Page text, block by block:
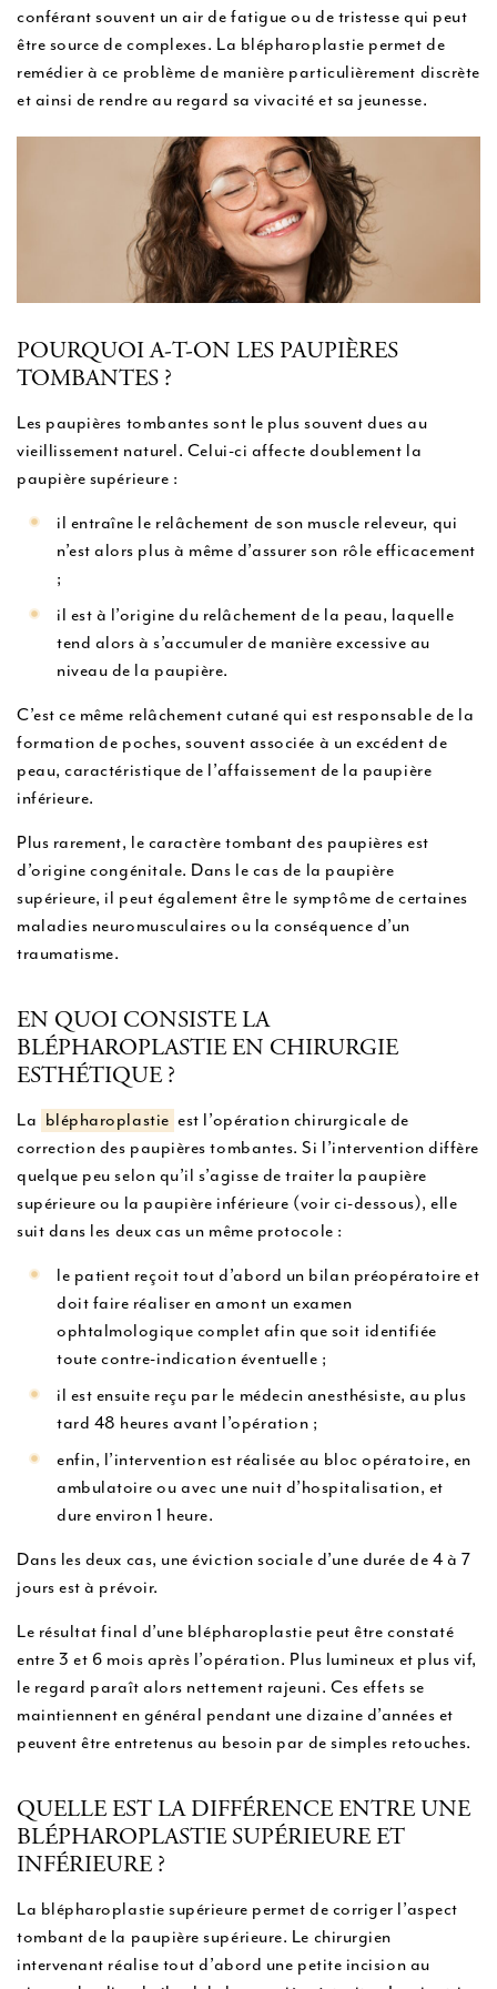
conférant souvent un air de fatigue ou de tristesse qui peut
être source de complexes. La blépharoplastie permet de
remédier à ce problème de manière particulièrement discrète
et ainsi de rendre au regard sa vivacité et sa jeunesse.
POURQUOI A-T-ON LES PAUPIÈRES
TOMBANTES ?
Les paupières tombantes sont le plus souvent dues au
vieillissement naturel. Celui-ci affecte doublement la
paupière supérieure :
il entraîne le relâchement de son muscle releveur, qui
n’est alors plus à même d’assurer son rôle efficacement
;
il est à l’origine du relâchement de la peau, laquelle
tend alors à s’accumuler de manière excessive au
niveau de la paupière.
C’est ce même relâchement cutané qui est responsable de la
formation de poches, souvent associée à un excédent de
peau, caractéristique de l’affaissement de la paupière
inférieure.
Plus rarement, le caractère tombant des paupières est
d’origine congénitale. Dans le cas de la paupière
supérieure, il peut également être le symptôme de certaines
maladies neuromusculaires ou la conséquence d’un
traumatisme.
EN QUOI CONSISTE LA
BLÉPHAROPLASTIE EN CHIRURGIE
ESTHÉTIQUE ?
La blépharoplastie est l’opération chirurgicale de
correction des paupières tombantes. Si l’intervention diffère
quelque peu selon qu’il s’agisse de traiter la paupière
supérieure ou la paupière inférieure (voir ci-dessous), elle
suit dans les deux cas un même protocole :
le patient reçoit tout d’abord un bilan préopératoire et
doit faire réaliser en amont un examen
ophtalmologique complet afin que soit identifiée
toute contre-indication éventuelle ;
il est ensuite reçu par le médecin anesthésiste, au plus
tard 48 heures avant l’opération ;
enfin, l’intervention est réalisée au bloc opératoire, en
ambulatoire ou avec une nuit d’hospitalisation, et
dure environ 1 heure.
Dans les deux cas, une éviction sociale d’une durée de 4 à 7
jours est à prévoir.
Le résultat final d’une blépharoplastie peut être constaté
entre 3 et 6 mois après l’opération. Plus lumineux et plus vif,
le regard paraît alors nettement rajeuni. Ces effets se
maintiennent en général pendant une dizaine d’années et
peuvent être entretenus au besoin par de simples retouches.
QUELLE EST LA DIFFÉRENCE ENTRE UNE
BLÉPHAROPLASTIE SUPÉRIEURE ET
INFÉRIEURE ?
La blépharoplastie supérieure permet de corriger l’aspect
tombant de la paupière supérieure. Le chirurgien
intervenant réalise tout d’abord une petite incision au